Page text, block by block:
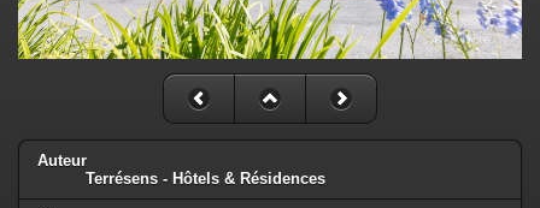
Auteur
Terrésens - Hôtels & Résidences